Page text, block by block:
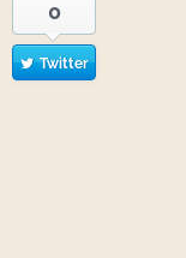
0
Twitter